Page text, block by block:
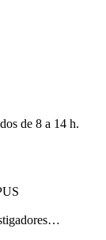
de 8 a 14 h.